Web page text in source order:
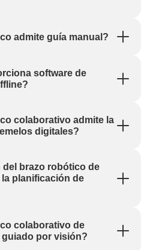
admite guía manual?
software de
colaborativo admite la
digitales?
brazo robótico de
planificación de
colaborativo de
por visión?